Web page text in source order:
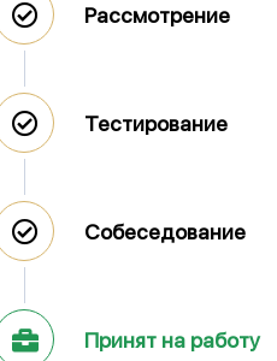
Рассмотрение
Тестирование
Собеседование
Принят на работу